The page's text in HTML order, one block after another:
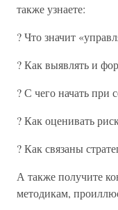
также узнаете:
? Что значит
? Как выявлять и
? С чего начать при
? Как оценивать
? Как связаны
А также получите
методикам,